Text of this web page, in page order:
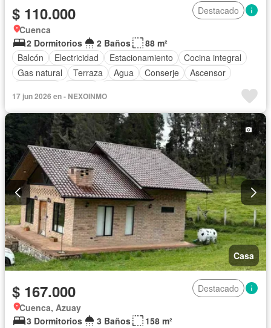
$ 110.000
Destacado
Cuenca
2 Dormitorios
2 Baños
88 m²
Balcón
Electricidad Estacionamiento
Cocina integral
Gas natural
Terraza Agua Conserje
Ascensor
17 jun 2026 en - NEXOINMO
Casa
$ 167.000
Destacado
Cuenca, Azuay
3 Dormitorios
3 Baños
158 m²